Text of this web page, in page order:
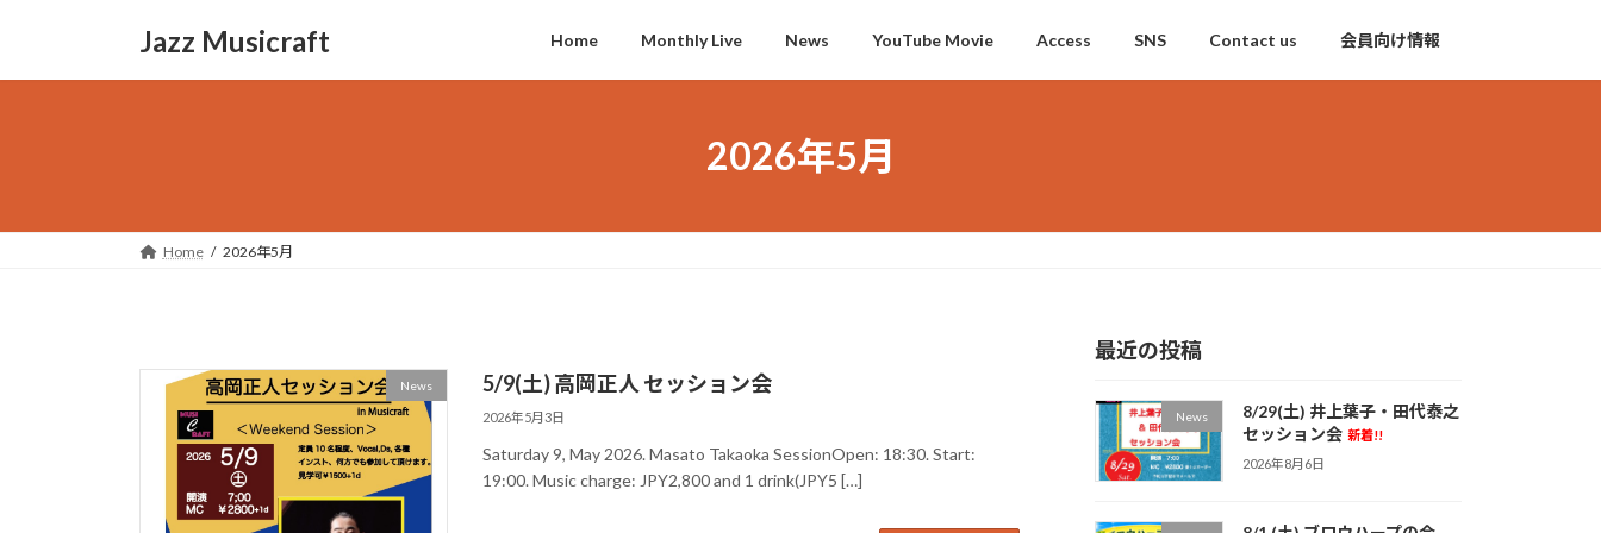
Jazz Musicraft Home Monthly Live News YouTube Movie Access SNS Contact us 会員向け情報
2026年5月
Home 2026年5月
News 5/9(土) 高岡正人 セッション会
2026年5月3日
Saturday 9, May 2026. Masato Takaoka SessionOpen: 18:30. Start:
19:00. Music charge: JPY2,800 and 1 drink(JPY5 […]
最近の投稿
News
8/29(土) 井上葉子・田代泰之
セッション会 新着!!
2026年8月6日